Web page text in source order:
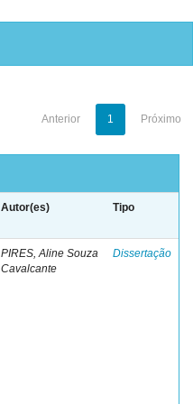
Anterior 1 Próximo
Autor(es) Tipo
PIRES, Aline Souza
Cavalcante
Dissertação